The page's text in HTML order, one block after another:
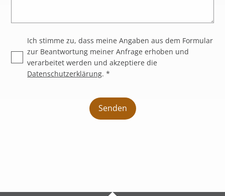
Ich stimme zu, dass meine Angaben aus dem Formular
zur Beantwortung meiner Anfrage erhoben und
verarbeitet werden und akzeptiere die
Datenschutzerklärung. *